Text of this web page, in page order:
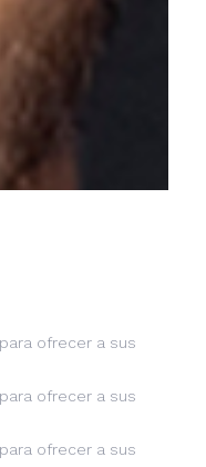
ofrecer a sus
ofrecer a sus
ofrecer a sus